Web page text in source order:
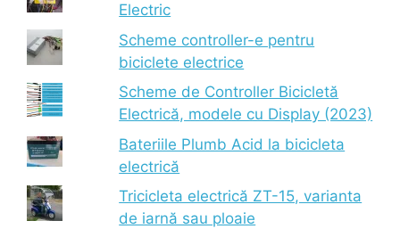
Electric
Scheme controller-e pentru
biciclete electrice
Scheme de Controller Bicicletă
Electrică, modele cu Display (2023)
Bateriile Plumb Acid la bicicleta
electrică
Tricicleta electrică ZT-15, varianta
de iarnă sau ploaie